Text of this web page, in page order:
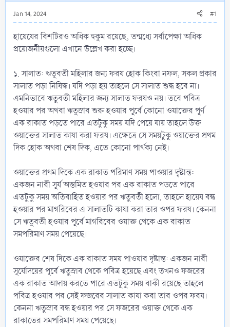
Jan 14, 2024 #1
হায়েযের বিশটিরও অধিক হুকুম রয়েছে, তন্মধ্যে সর্বাপেক্ষা অধিক
প্রয়োজনীয়গুলো এখানে উল্লেখ করা হচ্ছে।
১. সালাত: ঋতুবতী মহিলার জন্য ফরয হোক কিংবা নফল, সকল প্রকার
সালাত পড়া নিষিদ্ধ। যদি পড়া হয় তাহলে সে সালাত শুদ্ধ হবে না।
এমনিভাবে ঋতুবতী মহিলার জন্য সালাত ফরযও নয়। তবে পবিত্র
হওয়ার পর অথবা ঋতুস্রাব শুরু হওয়ার পূর্বে কোনো ওয়াক্তের পূর্ণ
এক রাকাত পড়তে পারে এতটুকু সময় যদি পেয়ে যায় তাহলে উক্ত
ওয়াক্তের সালাত কাযা করা ফরয। এক্ষেত্রে সে সময়টুকু ওয়াক্তের প্রথম
দিক হোক অথবা শেষ দিক, এতে কোনো পার্থক্য নেই।
ওয়াক্তের প্রথম দিকে এক রাকাত পরিমাণ সময় পাওয়ার দৃষ্টান্ত:
একজন নারী সূর্য অস্তমিত হওয়ার পর এক রাকাত পড়তে পারে
এতটুকু সময় অতিবাহিত হওয়ার পর ঋতুবতী হলো, তাহলে হায়েয বন্ধ
হওয়ার পর মাগরিবের এ সালাতটি কাযা করা তার ওপর ফরয। কেননা
সে ঋতুবতী হওয়ার পূর্বে মাগরিবের ওয়াক্ত থেকে এক রাকাত
সমপরিমাণ সময় পেয়েছে।
ওয়াক্তের শেষ দিকে এক রাকাত সময় পাওয়ার দৃষ্টান্ত: একজন নারী
সূর্যোদয়ের পূর্বে ঋতুস্রাব থেকে পবিত্র হয়েছে এবং তখনও ফজরের
এক রাকাত আদায় করতে পারে এতটুকু সময় বাকী রয়েছে তাহলে
পবিত্র হওয়ার পর সেই ফজরের সালাত কাযা করা তার ওপর ফরয।
কেননা ঋতুস্রাব বন্ধ হওয়ার পর সে ফজরের ওয়াক্ত থেকে এক
রাকাতের সমপরিমাণ সময় পেয়েছে।